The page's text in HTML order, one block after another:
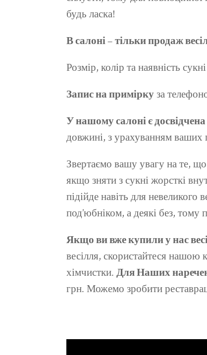
будь ласка!
В салоні – тільки продаж
Розмір, колір та наявність
Запис на приміркуза
У нашому салоні є
довжині, з урахуванням ваших
Звертаємо вашу увагу на те,
якщо зняти з сукні жорсткі
підійде навіть для невеликого
под’юбніком, а деякі без, тому
Якщо ви вже купили у нас
весілля, скористайтеся
хімчистки.Для Наших
грн. Можемо зробити